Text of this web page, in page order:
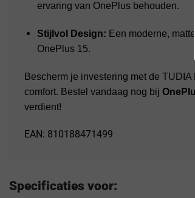
ervaring van OnePlus behouden.
Stijlvol Design: Een moderne,
OnePlus 15.
Bescherm je investering met de
comfort. Bestel vandaag nog bij
verdient!
EAN: 810188471499
Specificaties voor: